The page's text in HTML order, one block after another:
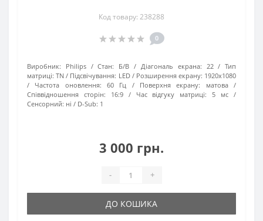
Код товару: 238288
0
Виробник: Philips Стан: Б/В Діагональ екрана: 22
Тип
матриці: TN Підсвічування: LED Розширення екрану: 1920х1080
Частота оновлення:
60 Гц Поверхня екрану:
матова
Співвідношення сторін:
16:9 Час відгуку матриці:
5 мс
Сенсорний: ні D-Sub: 1
3 000 грн.
- +
ДО КОШИКА